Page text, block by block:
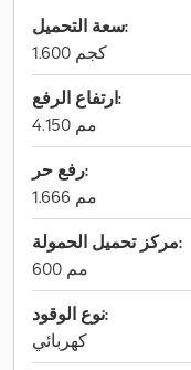
سعة التحميل:
1.600 كجم
ارتفاع الرفع:
4.150 مم
رفع حر:
1.666 مم
مركز تحميل الحمولة:
600 مم
نوع الوقود:
كهربائي